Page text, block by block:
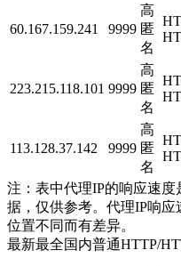
60.167.159.241 9999
高
匿
名
223.215.118.101 9999
高
匿
名
113.128.37.142 9999
高
匿
名
注：表中代理IP的响应速
据，仅供参考。代理IP响
位置不同而有差异。
最新最全国内普通HTTP/